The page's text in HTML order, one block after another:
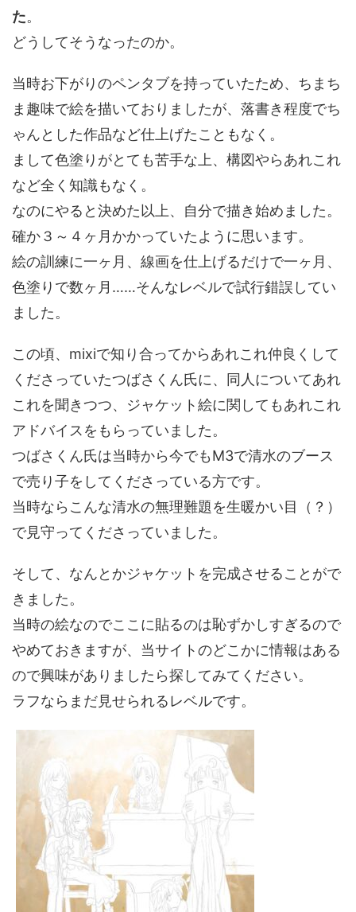
た。
どうしてそうなったのか。
当時お下がりのペンタブを持っていたため、ちまち
ま趣味で絵を描いておりましたが、落書き程度でち
ゃんとした作品など仕上げたこともなく。
まして色塗りがとても苦手な上、構図やらあれこれ
など全く知識もなく。
なのにやると決めた以上、自分で描き始めました。
確か３～４ヶ月かかっていたように思います。
絵の訓練に一ヶ月、線画を仕上げるだけで一ヶ月、
色塗りで数ヶ月……そんなレベルで試行錯誤してい
ました。
この頃、mixiで知り合ってからあれこれ仲良くして
くださっていたつばさくん氏に、同人についてあれ
これを聞きつつ、ジャケット絵に関してもあれこれ
アドバイスをもらっていました。
つばさくん氏は当時から今でもM3で清水のブース
で売り子をしてくださっている方です。
当時ならこんな清水の無理難題を生暖かい目（？）
で見守ってくださっていました。
そして、なんとかジャケットを完成させることがで
きました。
当時の絵なのでここに貼るのは恥ずかしすぎるので
やめておきますが、当サイトのどこかに情報はある
ので興味がありましたら探してみてください。
ラフならまだ見せられるレベルです。